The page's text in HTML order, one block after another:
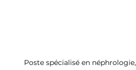
Poste spécialisé en